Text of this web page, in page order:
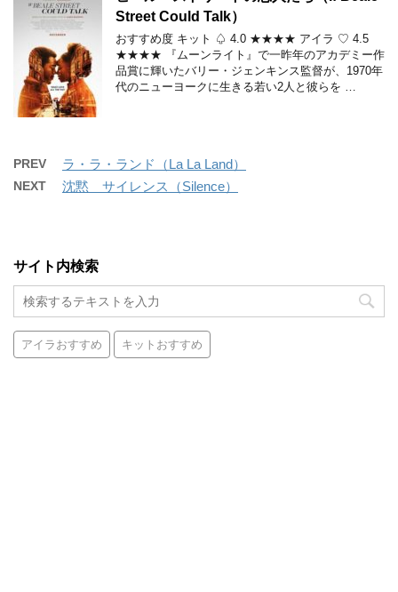
Street Could Talk）
おすすめ度 キット ♤ 4.0 ★★★★ アイラ ♡ 4.5
★★★★ 『ムーンライト』で一昨年のアカデミー作
品賞に輝いたバリー・ジェンキンス監督が、1970年
代のニューヨークに生きる若い2人と彼らを …
PREV ラ・ラ・ランド（La La Land）
NEXT 沈黙 サイレンス（Silence）
サイト内検索
アイラおすすめ キットおすすめ